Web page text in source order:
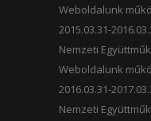
Weboldalunk
2015.03.31-
Nemzeti
Weboldalunk
2016.03.31-
Nemzeti